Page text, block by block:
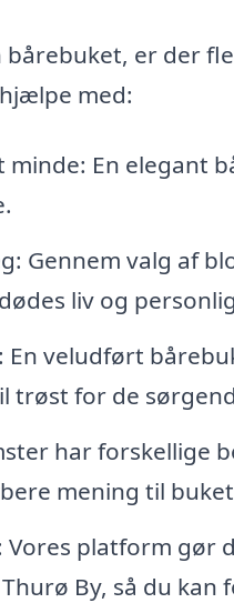
bårebuket, er der
med:
minde: En elegant
Gennem valg af
liv og
veludført
trøst for de
har forskellige
mening til
Vores platform
By, så du